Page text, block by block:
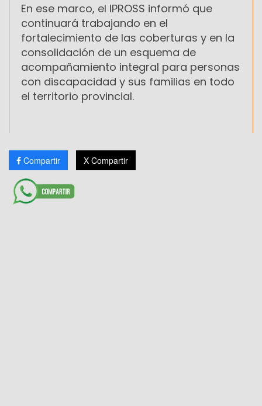
En ese marco, el IPROSS informó que
continuará trabajando en el
fortalecimiento de las coberturas y en la
consolidación de un esquema de
acompañamiento integral para personas
con discapacidad y sus familias en todo
el territorio provincial.
Compartir X Compartir